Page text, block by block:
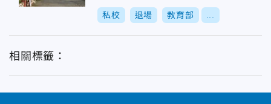
私校 退場 教育部
相關標籤：